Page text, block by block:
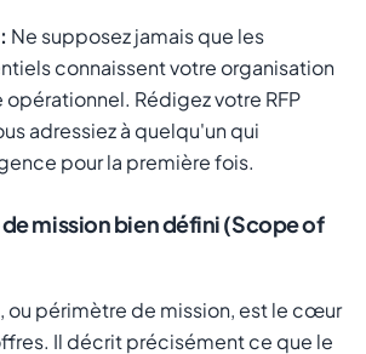
Ne supposez jamais que les
connaissent votre organisation
Rédigez votre RFP
adressiez à quelqu'un qui
pour la première fois.
mission bien défini (Scope of
ou périmètre de mission, est le cœur
Il décrit précisément ce que le